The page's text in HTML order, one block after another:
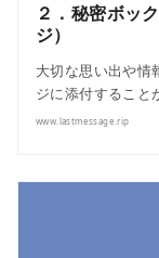
２．秘密ボッ
ジ）
大切な思い出や情
ジに添付すること
www.lastmessage.rip